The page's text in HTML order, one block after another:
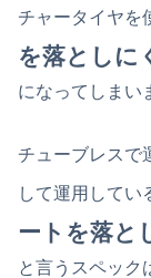
チャータイヤを
を落としに
になってしまい
チューブレスで
して運用してい
ートを落と
と言うスペック